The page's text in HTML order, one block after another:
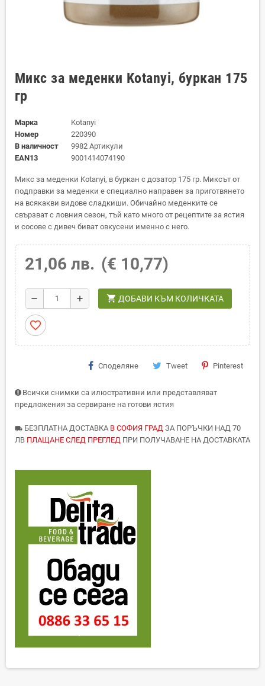
Микс за меденки Kotanyi, буркан 175
гр
Марка
Kotanyi
Номер
220390
В наличност
9982 Артикули
EAN13
9001414074190
Микс за меденки Kotanyi, в буркан с дозатор 175 гр. Миксът от
подправки за меденки е специално направен за приготвянето
на всякакви видове сладкиши. Обичайно меденките се
свързват с ловния сезон, тъй като много от рецептите за ястия
и сосове с дивеч биват овкусени именно с него.
21,06 лв. (€ 10,77)
remove add shopping_cart ДОБАВИ КЪМ КОЛИЧКАТА
favorite_border
Споделяне Tweet Pinterest
Всички снимки са илюстративни или представляват
предложения за сервиране на готови ястия
local_shipping БЕЗПЛАТНА ДОСТАВКА В СОФИЯ ГРАД ЗА ПОРЪЧКИ НАД 70
ЛВ ПЛАЩАНЕ СЛЕД ПРЕГЛЕД ПРИ ПОЛУЧАВАНЕ НА ДОСТАВКАТА